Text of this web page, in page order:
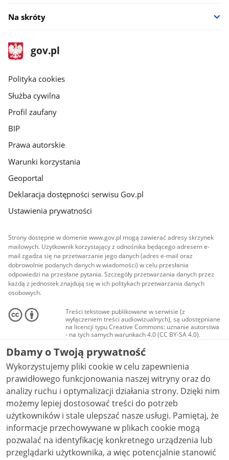
Na skróty
stopka
gov.pl
Strona
gov.pl
gov.pl
Polityka cookies
Służba cywilna
Profil zaufany
BIP
Prawa autorskie
Warunki korzystania
Geoportal
Deklaracja dostępności serwisu Gov.pl
Ustawienia prywatności
Strony dostępne w domenie www.gov.pl mogą zawierać adresy skrzynek
mailowych. Użytkownik korzystający z odnośnika będącego adresem e-
mail zgadza się na przetwarzanie jego danych (adres e-mail oraz
dobrowolnie podanych danych w wiadomości) w celu przesłania
odpowiedzi na przesłane pytania. Szczegóły przetwarzania danych przez
każdą z jednostek znajdują się w ich politykach przetwarzania danych
osobowych.
Treści tekstowe publikowane w serwisie (z
wyłączeniem treści audiowizualnych), są udostępniane
na licencji typu Creative Commons: uznanie autorstwa
- na tych samych warunkach 4.0 (CC BY-SA 4.0).
Materiały audiowizualne, w tym zdjęcia, materiały
audio i wideo, są udostępniane na licencji typu
Creative Commons: uznanie autorstwa użycie
niekomercyjne - bez utworów zależnych 4.0 (CC BY-
NC-ND 4.0), o ile nie jest to stwierdzone inaczej.
Dbamy o Twoją prywatność
Wykorzystujemy pliki cookie w celu zapewnienia
prawidłowego funkcjonowania naszej witryny oraz do
analizy ruchu i optymalizacji działania strony. Dzięki nim
możemy lepiej dostosować treści do potrzeb
użytkowników i stale ulepszać nasze usługi. Pamiętaj, że
informacje przechowywane w plikach cookie mogą
pozwalać na identyfikację konkretnego urządzenia lub
przeglądarki użytkownika, a więc potencjalnie stanowić